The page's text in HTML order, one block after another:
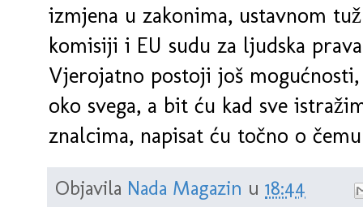
izmjena u zakonima, ustavnom
komisiji i EU sudu za ljudska
Vjerojatno postoji još
oko svega, a bit ću kad sve
znalcima, napisat ću točno o
Objavila Nada Magazin u 18:44